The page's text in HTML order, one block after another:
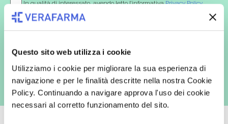
Questo sito web utilizza i cookie
Utilizziamo i cookie per migliorare la sua esperienza di
navigazione e per le finalità descritte nella nostra Cookie
Policy. Continuando a navigare approva l'uso dei cookie
necessari al corretto funzionamento del sito.
In qualità di interessato, avendo letto l’informativaPrivacy Policy
redatta ai sensi del Regolamento EU 2016/679, acconsento
espressamente al trattamento dei miei dati personali per finalità
es. posta cartacea)